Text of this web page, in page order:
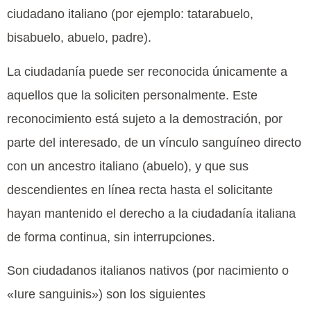
ciudadano italiano (por ejemplo: tatarabuelo,
bisabuelo, abuelo, padre).
La ciudadanía puede ser reconocida únicamente a
aquellos que la soliciten personalmente. Este
reconocimiento está sujeto a la demostración, por
parte del interesado, de un vínculo sanguíneo directo
con un ancestro italiano (abuelo), y que sus
descendientes en línea recta hasta el solicitante
hayan mantenido el derecho a la ciudadanía italiana
de forma continua, sin interrupciones.
Son ciudadanos italianos nativos (por nacimiento o
«Iure sanguinis») son los siguientes